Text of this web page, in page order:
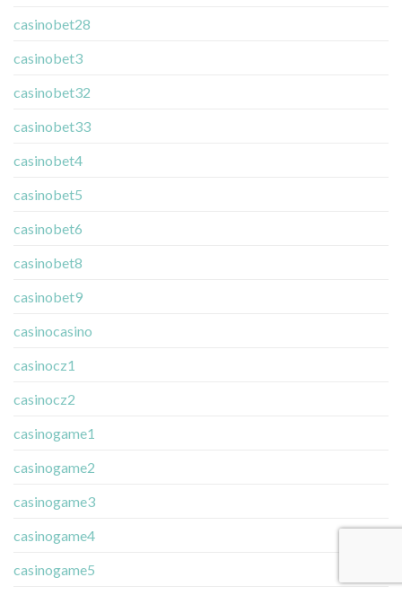
casinobet28
casinobet3
casinobet32
casinobet33
casinobet4
casinobet5
casinobet6
casinobet8
casinobet9
casinocasino
casinocz1
casinocz2
casinogame1
casinogame2
casinogame3
casinogame4
casinogame5